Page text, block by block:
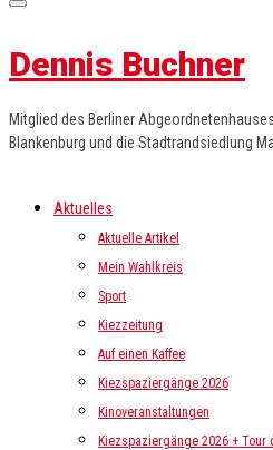
Dennis Buchner
Mitglied des Berliner
Blankenburg und die Stadtrandsiedlung
Aktuelles
Aktuelle Artikel
Mein Wahlkreis
Sport
Kiezzeitung
Auf einen Kaffee
Kiezspaziergänge 2026
Kinoveranstaltungen
Kiezspaziergänge 2026 +